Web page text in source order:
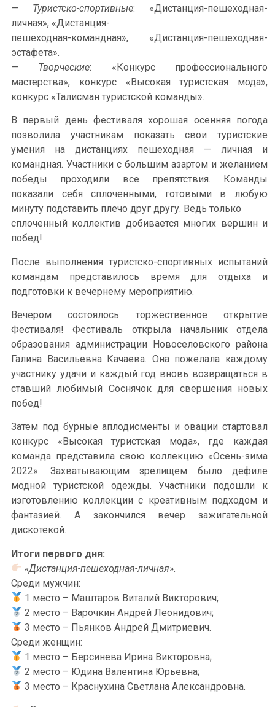
— Туристско-спортивные: «Дистанция-пешеходная-
личная», «Дистанция-
пешеходная-командная», «Дистанция-пешеходная-
эстафета».
— Творческие: «Конкурс профессионального
мастерства», конкурс «Высокая туристская мода»,
конкурс «Талисман туристской команды».
В первый день фестиваля хорошая осенняя погода
позволила участникам показать свои туристские
умения на дистанциях пешеходная — личная и
командная. Участники с большим азартом и желанием
победы проходили все препятствия. Команды
показали себя сплоченными, готовыми в любую
минуту подставить плечо друг другу. Ведь только
сплоченный коллектив добивается многих вершин и
побед!
После выполнения туристско-спортивных испытаний
командам представилось время для отдыха и
подготовки к вечернему мероприятию.
Вечером состоялось торжественное открытие
Фестиваля! Фестиваль открыла начальник отдела
образования администрации Новоселовского района
Галина Васильевна Качаева. Она пожелала каждому
участнику удачи и каждый год вновь возвращаться в
ставший любимый Соснячок для свершения новых
побед!
Затем под бурные аплодисменты и овации стартовал
конкурс «Высокая туристская мода», где каждая
команда представила свою коллекцию «Осень-зима
2022». Захватывающим зрелищем было дефиле
модной туристской одежды. Участники подошли к
изготовлению коллекции с креативным подходом и
фантазией. А закончился вечер зажигательной
дискотекой.
Итоги первого дня:
«Дистанция-пешеходная-личная».
Среди мужчин:
1 место – Маштаров Виталий Викторович;
2 место – Варочкин Андрей Леонидович;
3 место – Пьянков Андрей Дмитриевич.
Среди женщин:
1 место – Берсинева Ирина Викторовна;
2 место – Юдина Валентина Юрьевна;
3 место – Краснухина Светлана Александровна.